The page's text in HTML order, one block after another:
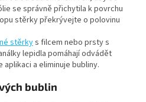
se správně přichytila k povrchu
stěrky překrývejte o polovinu
stěrkys filcem nebo prsty s
lepidla pomáhají odvádět
aplikaci a eliminuje bubliny.
bublin